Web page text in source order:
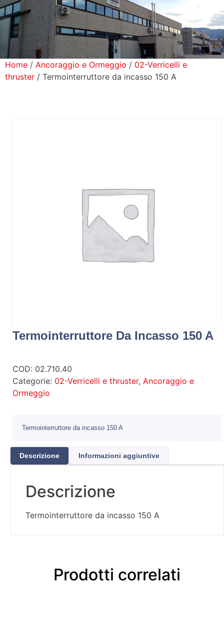
Prodotti
Home / Ancoraggio e Ormeggio / 02-Verricelli e
thruster / Termointerruttore da incasso 150 A
Termointerruttore Da Incasso 150 A
COD: 02.710.40
Categorie: 02-Verricelli e thruster, Ancoraggio e
Ormeggio
Termointerruttore da incasso 150 A
Descrizione Informazioni aggiuntive
Descrizione
Termointerruttore da incasso 150 A
Prodotti correlati